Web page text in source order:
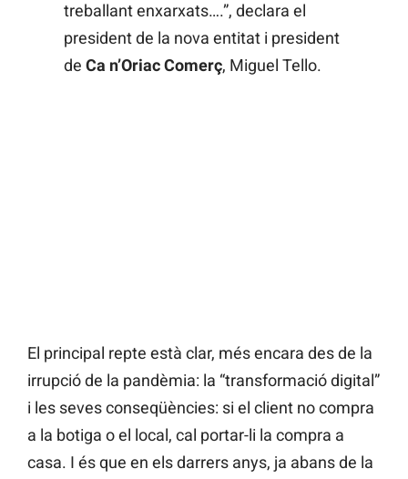
treballant enxarxats….”, declara el
president de la nova entitat i president
de Ca n’Oriac Comerç, Miguel Tello.
El principal repte està clar, més encara des de la
irrupció de la pandèmia: la “transformació digital”
i les seves conseqüències: si el client no compra
a la botiga o el local, cal portar-li la compra a
casa. I és que en els darrers anys, ja abans de la